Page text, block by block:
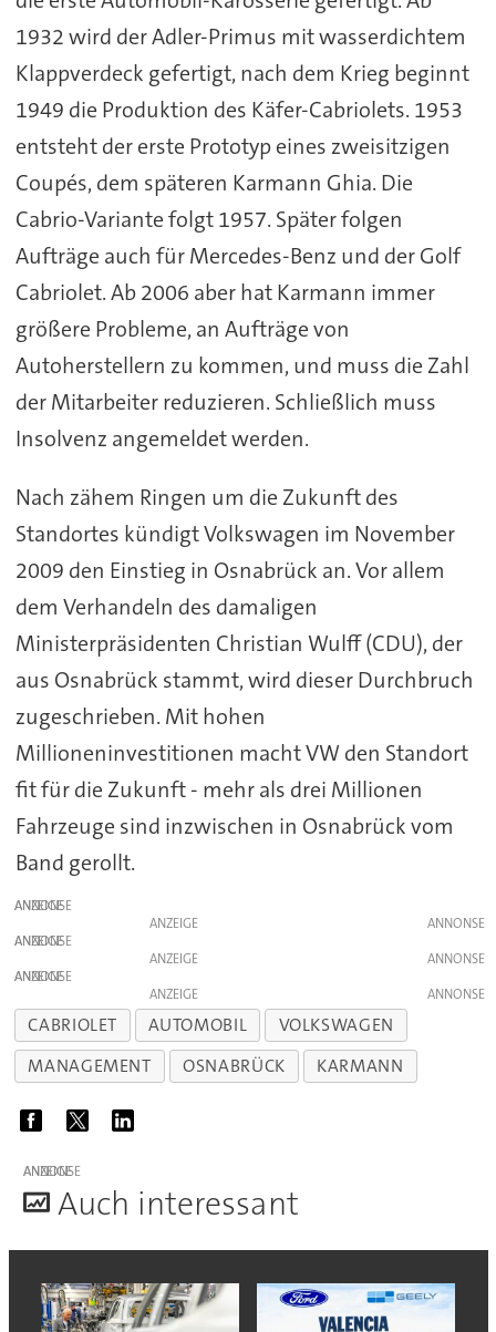
1932 wird der Adler-Primus mit wasserdichtem
Klappverdeck gefertigt, nach dem Krieg beginnt
1949 die Produktion des Käfer-Cabriolets. 1953
entsteht der erste Prototyp eines zweisitzigen
Coupés, dem späteren Karmann Ghia. Die
Cabrio-Variante folgt 1957. Später folgen
Aufträge auch für Mercedes-Benz und der Golf
Cabriolet. Ab 2006 aber hat Karmann immer
größere Probleme, an Aufträge von
Autoherstellern zu kommen, und muss die Zahl
der Mitarbeiter reduzieren. Schließlich muss
Insolvenz angemeldet werden.
Nach zähem Ringen um die Zukunft des
Standortes kündigt Volkswagen im November
2009 den Einstieg in Osnabrück an. Vor allem
dem Verhandeln des damaligen
Ministerpräsidenten Christian Wulff (CDU), der
aus Osnabrück stammt, wird dieser Durchbruch
zugeschrieben. Mit hohen
Millioneninvestitionen macht VW den Standort
fit für die Zukunft - mehr als drei Millionen
Fahrzeuge sind inzwischen in Osnabrück vom
Band gerollt.
ANZEIGE
ANZEIGE
ANZEIGE
ANZEIGE
ANZEIGE
ANZEIGE
CABRIOLET AUTOMOBIL
VOLKSWAGEN
MANAGEMENT
OSNABRÜCK KARMANN
ANZEIGE
Auch interessant